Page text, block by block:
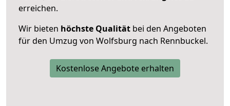
erreichen.
Wir bieten höchste Qualität bei den Angeboten
für den Umzug von Wolfsburg nach Rennbuckel.
Kostenlose Angebote erhalten